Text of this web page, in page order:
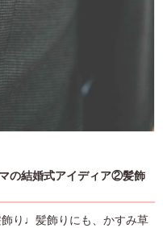
の結婚式アイディア②髪飾
り♩髪飾りにも、かすみ草